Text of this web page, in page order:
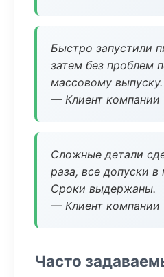
Быстро запустили
затем без проблем
массовому выпуску.
— Клиент компании
Сложные детали
раза, все допуски в
Сроки выдержаны.
— Клиент компании
Часто